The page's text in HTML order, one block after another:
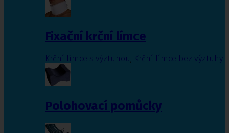
Fixační krční límce
Krční límce s výztuhou Krční límce bez výztuhy
Polohovací pomůcky